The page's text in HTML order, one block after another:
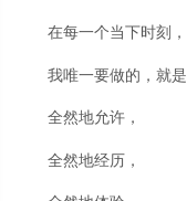
在每一个当下时刻，
我唯一要做的，就是
全然地允许，
全然地经历，